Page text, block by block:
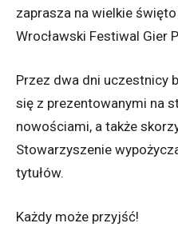
zaprasza na wielkie
Wrocławski Festiwal Gier
Przez dwa dni uczestnicy
się z prezentowanymi na
nowościami, a także
Stowarzyszenie
tytułów.
Każdy może przyjść!